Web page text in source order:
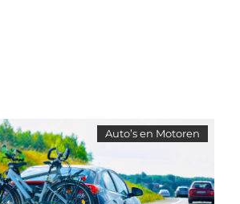
Auto’s en Motoren